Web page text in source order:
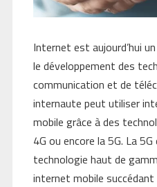
Internet est aujourd’hui
le développement des
communication et de
internaute peut utiliser
mobile grâce à des
4G ou encore la 5G. La
technologie haut de
internet mobile succédant